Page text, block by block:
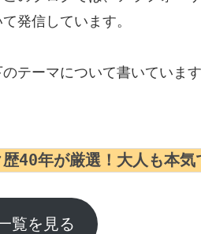
発信しています。
テーマについて書いていま
40年が厳選！大人も本
覧を見る